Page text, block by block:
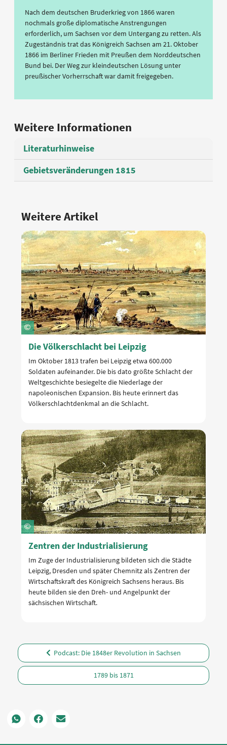
Nach dem deutschen Bruderkrieg von 1866 waren
nochmals große diplomatische Anstrengungen
erforderlich, um Sachsen vor dem Untergang zu retten. Als
Zugeständnis trat das Königreich Sachsen am 21. Oktober
1866 im Berliner Frieden mit Preußen dem Norddeutschen
Bund bei. Der Weg zur kleindeutschen Lösung unter
preußischer Vorherrschaft war damit freigegeben.
Weitere Informationen
Literaturhinweise
Gebietsveränderungen 1815
Weitere Artikel
Die Völkerschlacht bei Leipzig
Im Oktober 1813 trafen bei Leipzig etwa 600.000
Soldaten aufeinander. Die bis dato größte Schlacht der
Weltgeschichte besiegelte die Niederlage der
napoleonischen Expansion. Bis heute erinnert das
Völkerschlachtdenkmal an die Schlacht.
Zentren der Industrialisierung
Im Zuge der Industrialisierung bildeten sich die Städte
Leipzig, Dresden und später Chemnitz als Zentren der
Wirtschaftskraft des Königreich Sachsens heraus. Bis
heute bilden sie den Dreh- und Angelpunkt der
sächsischen Wirtschaft.
Podcast: Die 1848er Revolution in Sachsen
1789 bis 1871